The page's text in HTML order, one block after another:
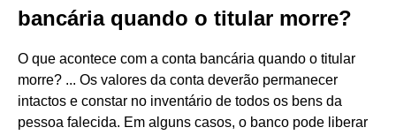
bancária quando o titular morre?
O que acontece com a conta bancária quando o titular
morre? ... Os valores da conta deverão permanecer
intactos e constar no inventário de todos os bens da
pessoa falecida. Em alguns casos, o banco pode liberar